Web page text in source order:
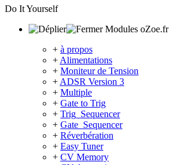
Do It Yourself
Modules oZoe.fr
+ à propos
+ Alimentations
+ Moniteur de Tension
+ ADSR Version 3
+ Multiple
+ Gate to Trig
+ Trig_Sequencer
+ Gate_Sequencer
+ Réverbération
+ Easy Tuner
+ CV Memory